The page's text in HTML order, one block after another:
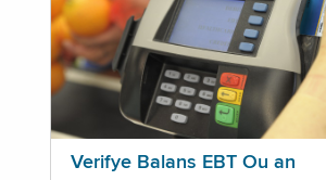
Verifye Balans EBT Ou an